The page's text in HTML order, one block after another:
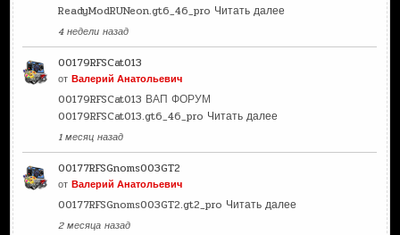
ReadyModRUNeon.gt6_46_pro Читать далее
4 недели назад
00179RFSCat013
отВалерий Анатольевич
00179RFSCat013 ВАП ФОРУМ
00179RFSCat013.gt6_46_pro Читать далее
1 месяц назад
00177RFSGnoms003GT2
отВалерий Анатольевич
00177RFSGnoms003GT2.gt2_pro Читать далее
2 месяца назад